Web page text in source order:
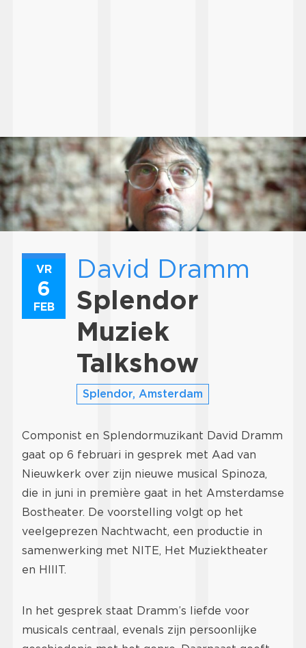
VR
6
FEB
David Dramm
Splendor
Muziek
Talkshow
Splendor, Amsterdam
Componist en Splendormuzikant David Dramm
gaat op 6 februari in gesprek met Aad van
Nieuwkerk over zijn nieuwe musical Spinoza,
die in juni in première gaat in het Amsterdamse
Bostheater. De voorstelling volgt op het
veelgeprezen Nachtwacht, een productie in
samenwerking met NITE, Het Muziektheater
en HIIIT.
In het gesprek staat Dramm’s liefde voor
musicals centraal, evenals zijn persoonlijke